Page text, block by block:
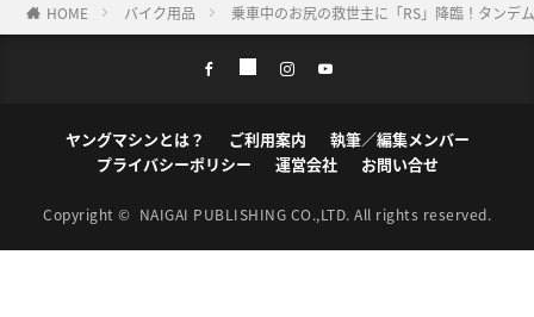
HOME バイク用品 乗車中のお尻の救世主に「RS」降臨！タンデ
ヤングマシンとは？ ご利用案内
執筆／編集メンバー
プライバシーポリシー
運営会社 お問い合せ
Copyright © NAIGAI PUBLISHING CO.,LTD. All rights reserved.